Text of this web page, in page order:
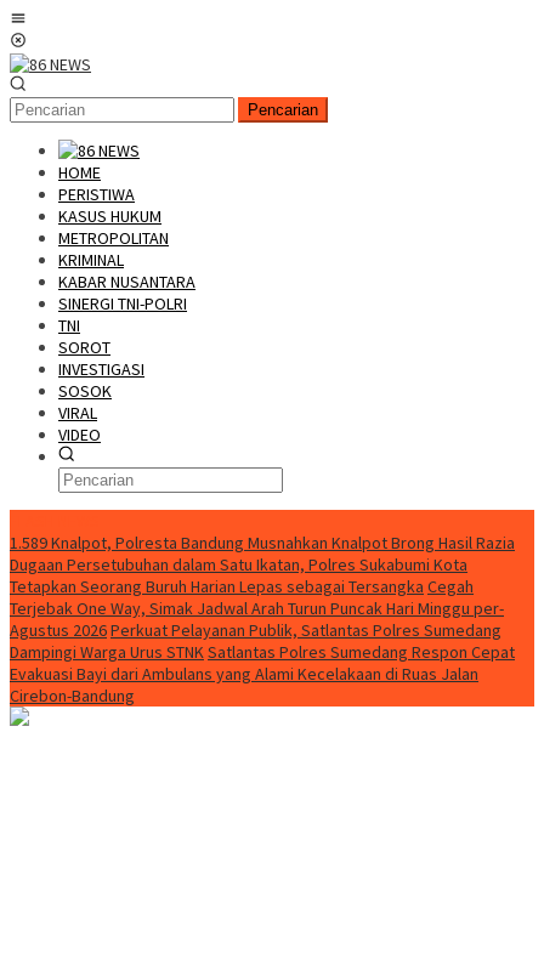
Loncat
ke
konten
Pencarian
HOME
PERISTIWA
KASUS HUKUM
METROPOLITAN
KRIMINAL
KABAR NUSANTARA
SINERGI TNI-POLRI
TNI
SOROT
INVESTIGASI
SOSOK
VIRAL
VIDEO
1.589 Knalpot, Polresta Bandung Musnahkan Knalpot Brong Hasil Razia
Dugaan Persetubuhan dalam Satu Ikatan, Polres Sukabumi Kota
Tetapkan Seorang Buruh Harian Lepas sebagai Tersangka Cegah
Terjebak One Way, Simak Jadwal Arah Turun Puncak Hari Minggu per-
Agustus 2026Perkuat Pelayanan Publik, Satlantas Polres Sumedang
Dampingi Warga Urus STNKSatlantas Polres Sumedang Respon Cepat
Evakuasi Bayi dari Ambulans yang Alami Kecelakaan di Ruas Jalan
Cirebon-Bandung